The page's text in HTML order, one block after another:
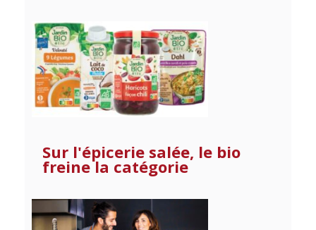
Sur l'épicerie salée, le bio
freine la catégorie